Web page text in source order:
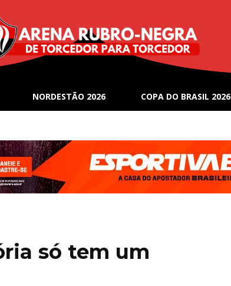
NORDESTÃO 2026 COPA DO BRASIL 2026
só tem um